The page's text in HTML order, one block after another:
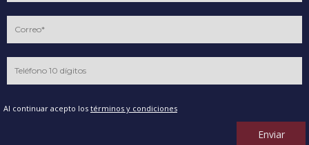
Al continuar acepto los términos y condiciones
Enviar